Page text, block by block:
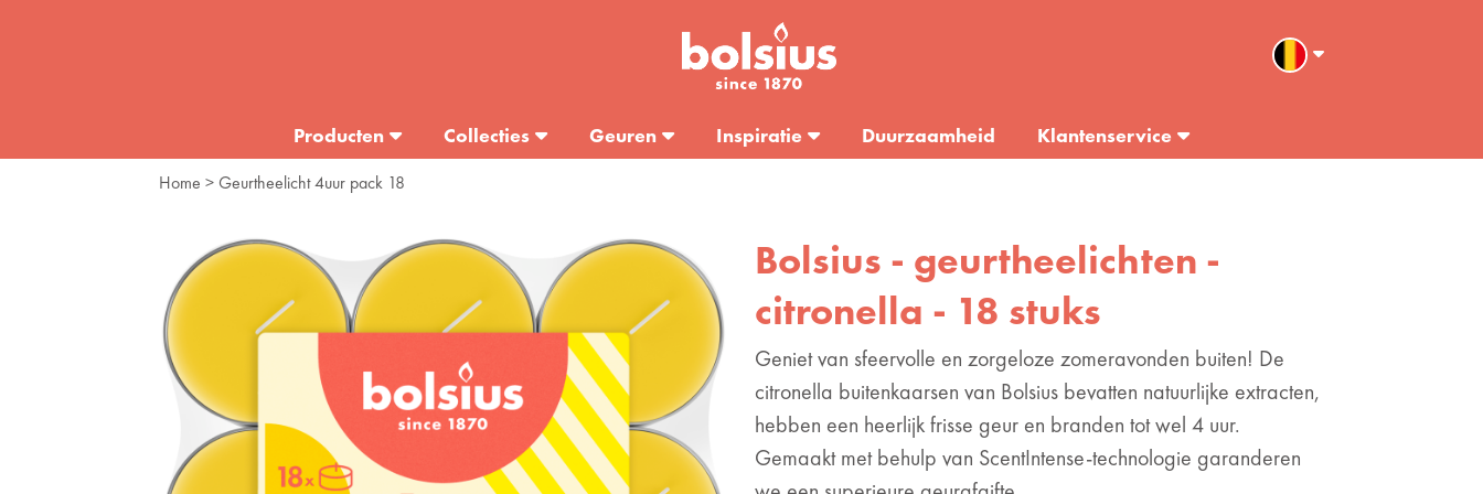
Producten Collecties Geuren Inspiratie Duurzaamheid Klantenservice
Home > Geurtheelicht 4uur pack 18
Bolsius - geurtheelichten -
citronella - 18 stuks
Geniet van sfeervolle en zorgeloze zomeravonden buiten! De
citronella buitenkaarsen van Bolsius bevatten natuurlijke extracten,
hebben een heerlijk frisse geur en branden tot wel 4 uur.
Gemaakt met behulp van ScentIntense-technologie garanderen